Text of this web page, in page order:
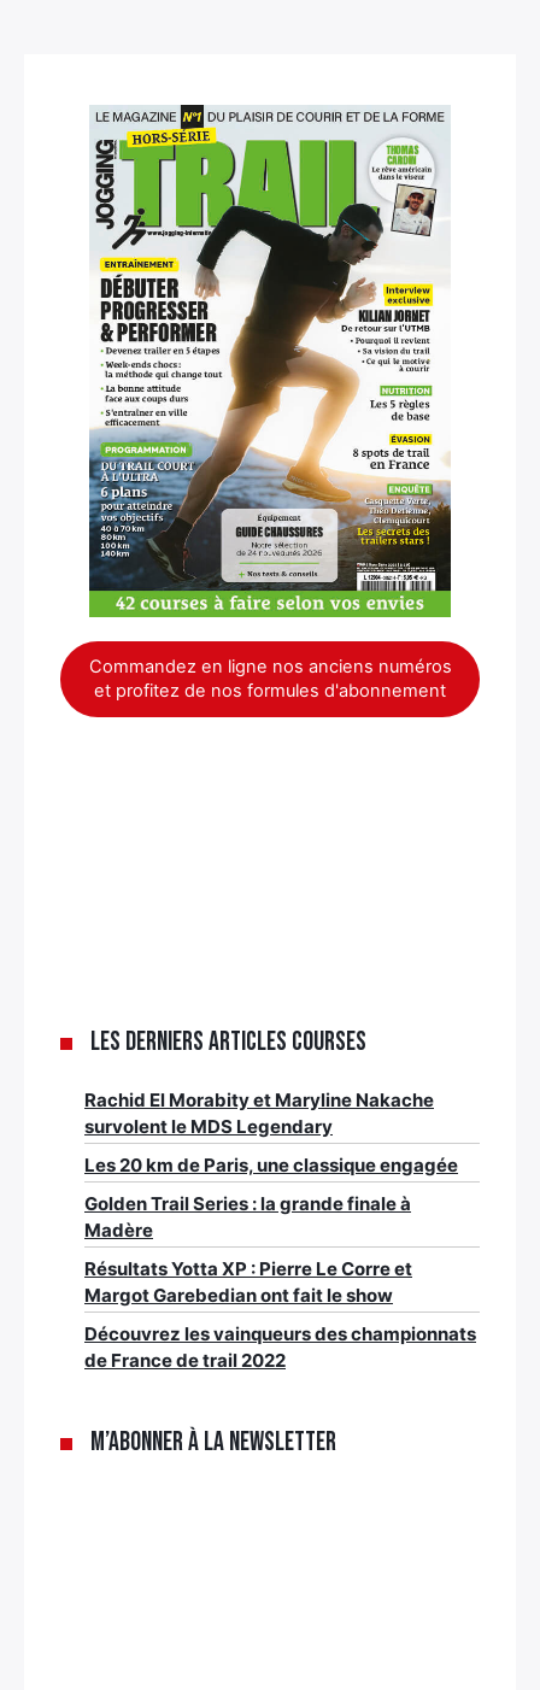
Commandez en ligne nos anciens numéros
et profitez de nos formules d'abonnement
Les derniers articles Courses
Rachid El Morabity et Maryline Nakache
survolent le MDS Legendary
Les 20 km de Paris, une classique engagée
Golden Trail Series : la grande finale à
Madère
Résultats Yotta XP : Pierre Le Corre et
Margot Garebedian ont fait le show
Découvrez les vainqueurs des championnats
de France de trail 2022
M’abonner à la newsletter
Rechercher